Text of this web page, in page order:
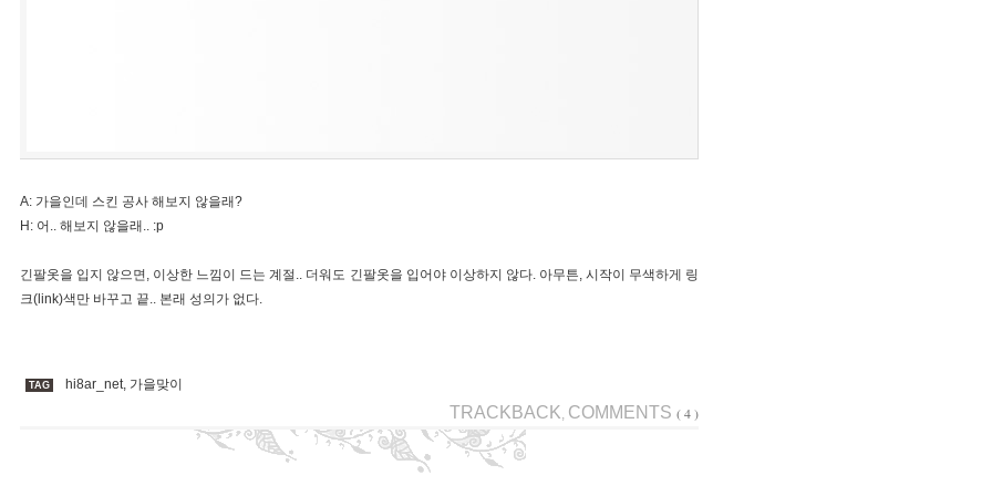
A: 가을인데 스킨 공사 해보지 않을래?
H: 어.. 해보지 않을래.. :p
긴팔옷을 입지 않으면, 이상한 느낌이 드는 계절.. 더워도 긴팔옷을 입어야 이상하지 않다. 아무튼, 시작이 무색하게 링
크(link)색만 바꾸고 끝.. 본래 성의가 없다.
TAG hi8ar_net, 가을맞이
TRACKBACK, COMMENTS ( 4 )